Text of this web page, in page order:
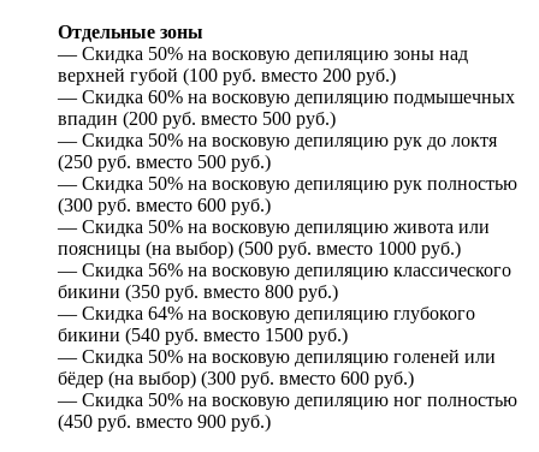
Отдельные зоны
— Скидка 50% на восковую депиляцию зоны над
верхней губой (100 руб. вместо 200 руб.)
— Скидка 60% на восковую депиляцию подмышечных
впадин (200 руб. вместо 500 руб.)
— Скидка 50% на восковую депиляцию рук до локтя
(250 руб. вместо 500 руб.)
— Скидка 50% на восковую депиляцию рук полностью
(300 руб. вместо 600 руб.)
— Скидка 50% на восковую депиляцию живота или
поясницы (на выбор) (500 руб. вместо 1000 руб.)
— Скидка 56% на восковую депиляцию классического
бикини (350 руб. вместо 800 руб.)
— Скидка 64% на восковую депиляцию глубокого
бикини (540 руб. вместо 1500 руб.)
— Скидка 50% на восковую депиляцию голеней или
бёдер (на выбор) (300 руб. вместо 600 руб.)
— Скидка 50% на восковую депиляцию ног полностью
(450 руб. вместо 900 руб.)